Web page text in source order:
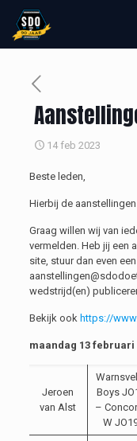
14 feb 2023
Beste leden,
Hierbij de
Graag willen wij van
vermelden. Heb jij een
site, stuur dan even
wedstrijd(en)
Bekijk ook https://
maandag 13 februari
Jeroen
van Alst
Boys
–
W